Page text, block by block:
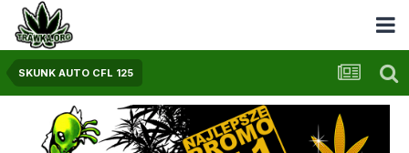
SKUNK AUTO CFL 125